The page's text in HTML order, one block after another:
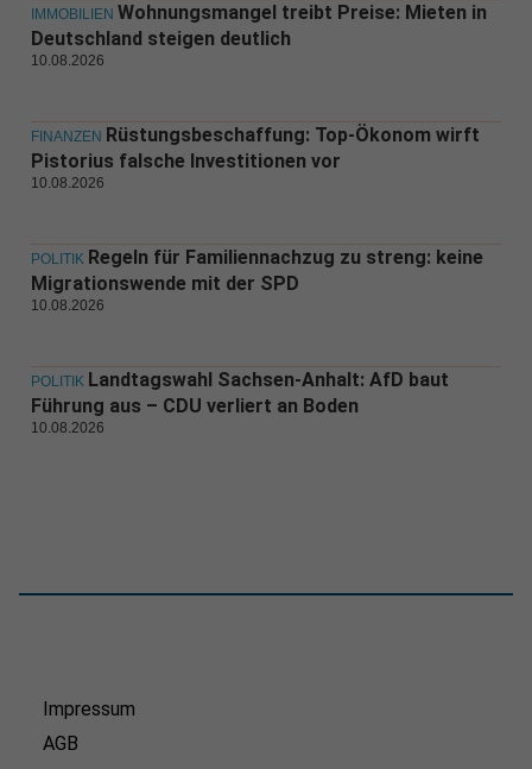
IMMOBILIEN Wohnungsmangel treibt Preise: Mieten in
Deutschland steigen deutlich
10.08.2026
FINANZEN Rüstungsbeschaffung: Top-Ökonom wirft
Pistorius falsche Investitionen vor
10.08.2026
POLITIK Regeln für Familiennachzug zu streng: keine
Migrationswende mit der SPD
10.08.2026
POLITIK Landtagswahl Sachsen-Anhalt: AfD baut
Führung aus – CDU verliert an Boden
10.08.2026
Impressum
AGB